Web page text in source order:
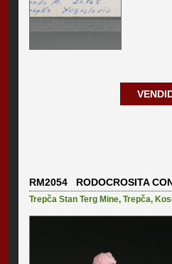
RM2054 RODOCROSITA
Trepča Stan Terg Mine,Trepča,